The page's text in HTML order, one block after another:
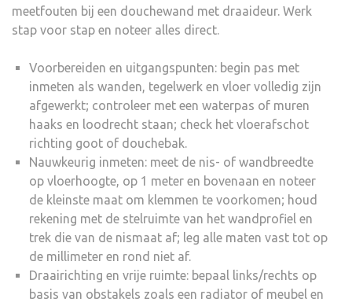
meetfouten bij een douchewand met draaideur. Werk
stap voor stap en noteer alles direct.
Voorbereiden en uitgangspunten: begin pas met
inmeten als wanden, tegelwerk en vloer volledig zijn
afgewerkt; controleer met een waterpas of muren
haaks en loodrecht staan; check het vloerafschot
richting goot of douchebak.
Nauwkeurig inmeten: meet de nis- of wandbreedte
op vloerhoogte, op 1 meter en bovenaan en noteer
de kleinste maat om klemmen te voorkomen; houd
rekening met de stelruimte van het wandprofiel en
trek die van de nismaat af; leg alle maten vast tot op
de millimeter en rond niet af.
Draairichting en vrije ruimte: bepaal links/rechts op
basis van obstakels zoals een radiator of meubel en